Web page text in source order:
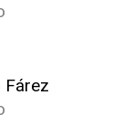
Fárez